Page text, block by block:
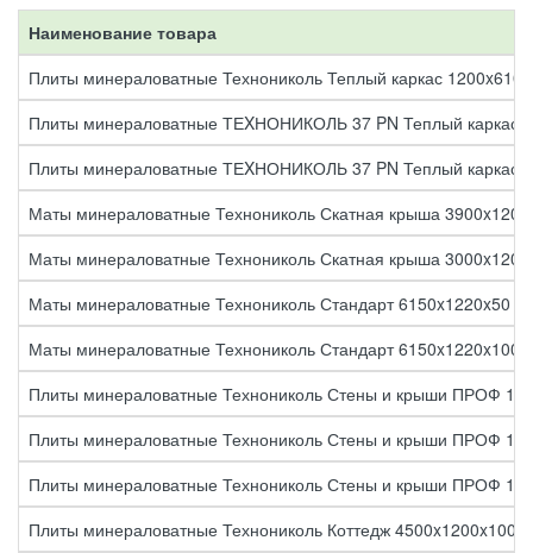
Наименование товара
Плиты минераловатные Технониколь Теплый каркас
Плиты минераловатные ТЕXНОНИКОЛЬ 37 PN Теплый
Плиты минераловатные ТЕXНОНИКОЛЬ 37 PN Теплый
Маты минераловатные Технониколь Скатная крыша
Маты минераловатные Технониколь Скатная крыша
Маты минераловатные Технониколь Стандарт 6150x1220x50
Маты минераловатные Технониколь Стандарт
Плиты минераловатные Технониколь Стены и крыши ПРОФ
Плиты минераловатные Технониколь Стены и крыши ПРОФ
Плиты минераловатные Технониколь Стены и крыши ПРОФ
Плиты минераловатные Технониколь Коттедж 4500x1200x100